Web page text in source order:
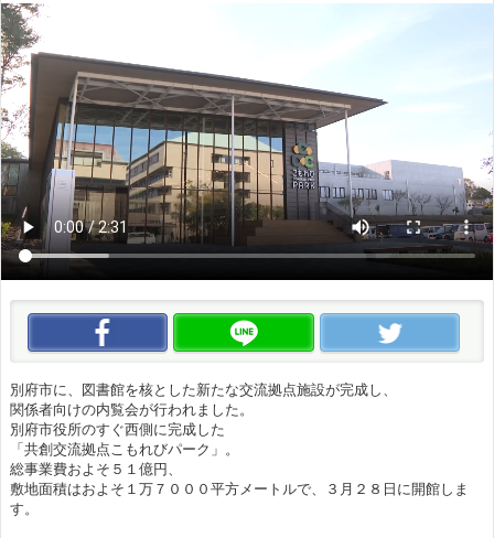
この動画をいいね！ この動画をLINEで送る
別府市に、図書館を核とした新たな交流拠点施設が完成し、
関係者向けの内覧会が行われました。
別府市役所のすぐ西側に完成した
「共創交流拠点こもれびパーク」。
総事業費およそ５１億円、
敷地面積はおよそ１万７０００平方メートルで、３月２８日に開館しま
す。